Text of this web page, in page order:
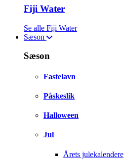
Fiji Water
Se alle Fiji Water
Sæson
Sæson
Fastelavn
Påskeslik
Halloween
Jul
Årets julekalendere